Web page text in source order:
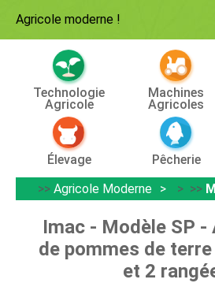
Agricole moderne !
Technologie
Agricole
Machines
Agricoles
Élevage Pêcherie
>> Agricole Moderne > >>
Imac - Modèle SP -
de pommes de terre
et 2